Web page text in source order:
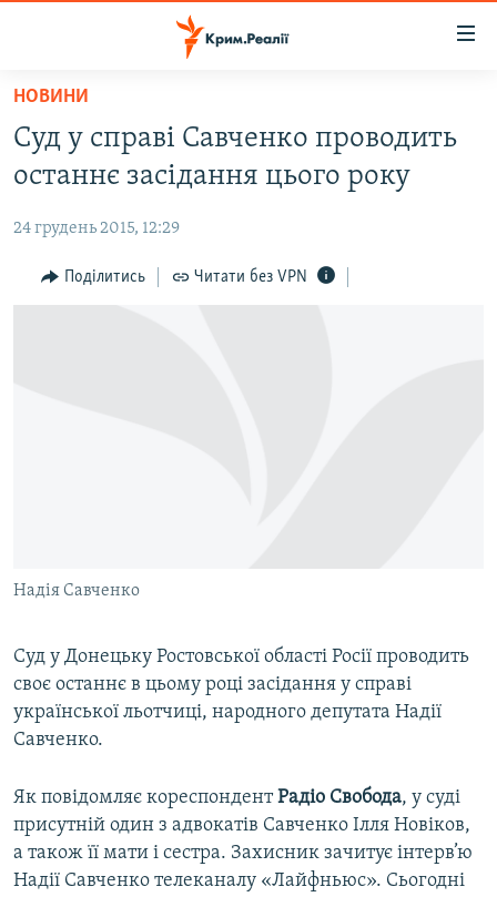
Перейти
основного
матеріалу
до
навігації
Перейти
ВОДА.КРИМ
ПОЛІТИКА
БЛОГИ
УКРАЇНСЬКА ПРОБЛЕМА КРИМУ
Усі сайти RFE/RL
НОВИНИ
Суд у справі Савченко проводить
останнє засідання цього року
24 грудень 2015, 12:29
Поділитись Читати без VPN
Надія Савченко
Суд у Донецьку Ростовської області Росії проводить
своє останнє в цьому році засідання у справі
української льотчиці, народного депутата Надії
Савченко.
Як повідомляє кореспондентРадіо Свобода, у суді
присутній один з адвокатів Савченко Ілля Новіков,
а також її мати і сестра. Захисник зачитує інтерв’ю
Надії Савченко телеканалу «Лайфньюс». Сьогодні